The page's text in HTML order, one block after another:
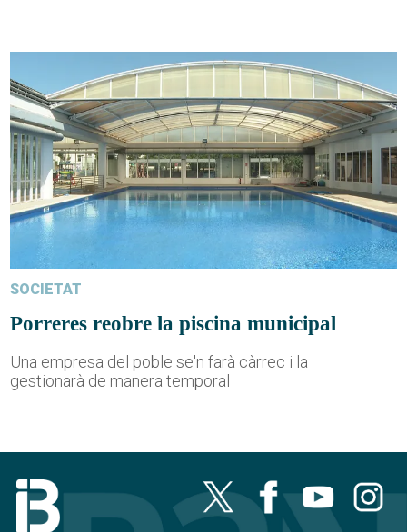
SOCIETAT
Porreres reobre la piscina municipal
Una empresa del poble se'n farà càrrec i la
gestionarà de manera temporal